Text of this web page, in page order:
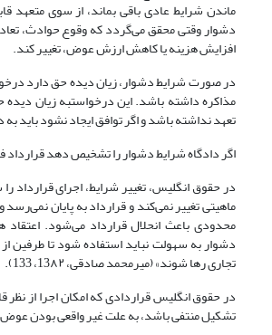
ماندن شرایط عادی باقی بماند، از سوی
دشوار وقتی محقق می‌‌گردد که وقوع حوادث،
افزایش هزینه یا کاهش ارزش عوض، تغییر کند.
در صورت شرایط دشوار، زیان دیده حق دارد
مذاکره داشته باشد. این درخواستبه زیان
تعهد نداشته باشد و اگر توافق ایجاد نشود باید
اگر دادگاه شرایط دشوار را تشخیص دهد
در حقوق انگلیس، تغییر شرایط، اجرای قرارداد
ماهیتی تغییر نمی‌‌کند و قرارداد به پایان نمی‌‌رسد
محدودی باعث انحلال قرارداد می‌شود.
دشوار به سهولت نباید استفاده شود تا طرفین
تجاری رها شوند» (میرمحمد صادقی، 13۸۲، 133).
در حقوق انگلیس قراردادی که امکان اجرا از نظر
تشکیل منتفی باشد، به علت غیر واقعی بودن